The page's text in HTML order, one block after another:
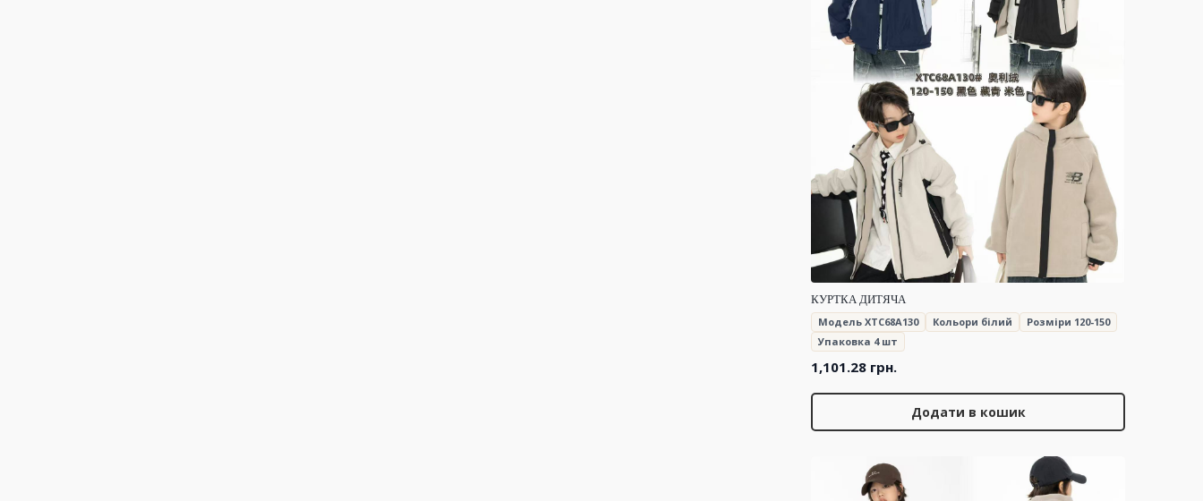
КУРТКА ДИТЯЧА
Модель XTC68A130
Кольори білий
Розміри 120-150
Упаковка 4 шт
1,101.28 грн.
Додати в кошик